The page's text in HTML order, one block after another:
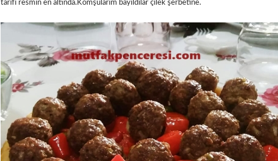
tarifi resmin en altında.Komşularım bayıldılar çilek şerbetine.